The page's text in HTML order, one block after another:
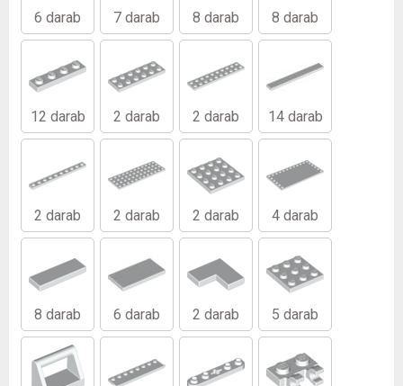
6 darab 7 darab 8 darab 8 darab
12 darab 2 darab 2 darab 14 darab
2 darab 2 darab 2 darab 4 darab
8 darab 6 darab 2 darab 5 darab